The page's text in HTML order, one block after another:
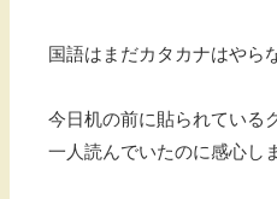
国語はまだカタカナはやら
今日机の前に貼られている
一人読んでいたのに感心し